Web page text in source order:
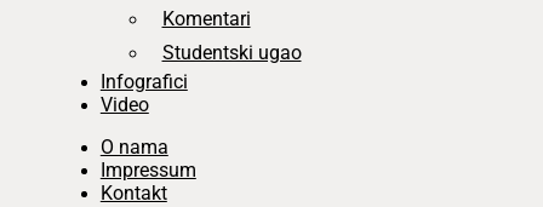
Komentari
Studentski ugao
Infografici
Video
O nama
Impressum
Kontakt